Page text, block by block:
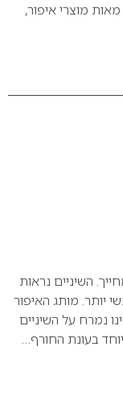
מוצרי איפור,
השיניים נראות
יותר. מותג האיפור
נמרח על השיניים
בעונת החורף…